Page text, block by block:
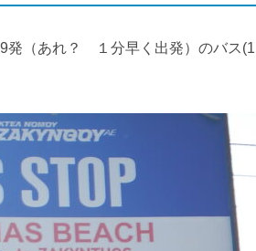
発（あれ？ １分早く出発）のバス